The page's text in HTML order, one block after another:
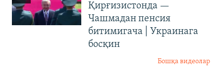
Қирғизистонда —
Чашмадан пенсия
битимигача | Украинага
босқин
Бошқа видеолар